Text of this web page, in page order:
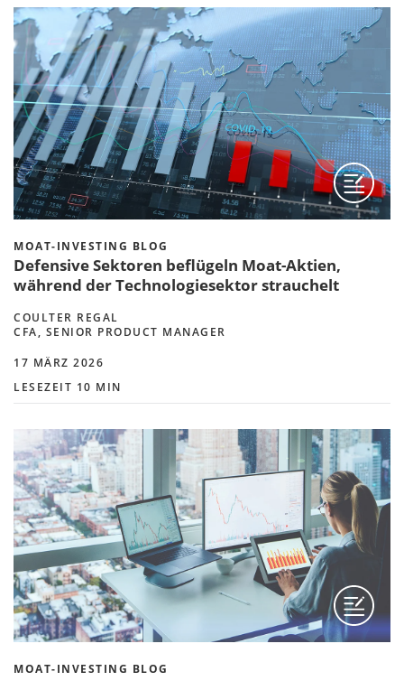
MOAT-INVESTING BLOG
Defensive Sektoren beflügeln Moat-Aktien,
während der Technologiesektor strauchelt
COULTER REGAL
CFA, SENIOR PRODUCT MANAGER
17 MÄRZ 2026
LESEZEIT 10 MIN
MOAT-INVESTING BLOG